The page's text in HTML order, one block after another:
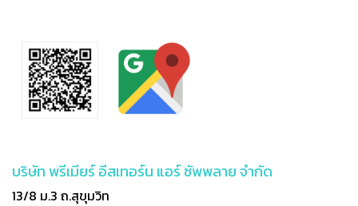
บริษัท พรีเมียร์ อีสเทอร์น แอร์ ซัพพลาย จำกัด
13/8 ม.3 ถ.สุขุมวิท